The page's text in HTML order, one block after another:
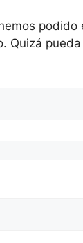
podido
Quizá